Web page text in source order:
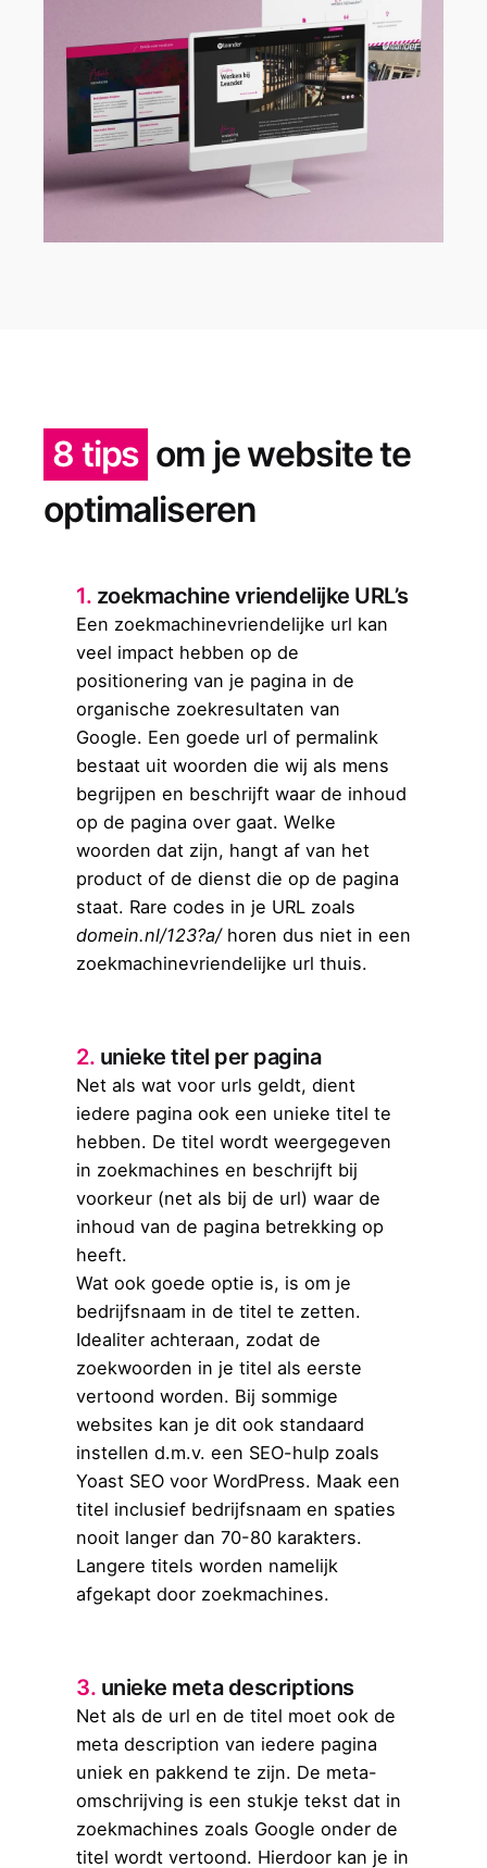
8 tips om je website te
optimaliseren
1. zoekmachine vriendelijke URL’s
Een zoekmachinevriendelijke url kan
veel impact hebben op de
positionering van je pagina in de
organische zoekresultaten van
Google. Een goede url of permalink
bestaat uit woorden die wij als mens
begrijpen en beschrijft waar de inhoud
op de pagina over gaat. Welke
woorden dat zijn, hangt af van het
product of de dienst die op de pagina
staat. Rare codes in je URL zoals
domein.nl/123?a/horen dus niet in een
zoekmachinevriendelijke url thuis.
2. unieke titel per pagina
Net als wat voor urls geldt, dient
iedere pagina ook een unieke titel te
hebben. De titel wordt weergegeven
in zoekmachines en beschrijft bij
voorkeur (net als bij de url) waar de
inhoud van de pagina betrekking op
heeft.
Wat ook goede optie is, is om je
bedrijfsnaam in de titel te zetten.
Idealiter achteraan, zodat de
zoekwoorden in je titel als eerste
vertoond worden. Bij sommige
websites kan je dit ook standaard
instellen d.m.v. een SEO-hulp zoals
Yoast SEO voor WordPress. Maak een
titel inclusief bedrijfsnaam en spaties
nooit langer dan 70-80 karakters.
Langere titels worden namelijk
afgekapt door zoekmachines.
3. unieke meta descriptions
Net als de url en de titel moet ook de
meta description van iedere pagina
uniek en pakkend te zijn. De meta-
omschrijving is een stukje tekst dat in
zoekmachines zoals Google onder de
titel wordt vertoond. Hierdoor kan je in